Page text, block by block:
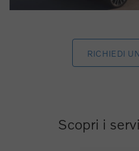
RICHIEDI
Scopri i